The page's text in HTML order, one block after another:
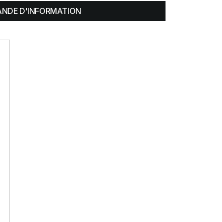
D'INFORMATION